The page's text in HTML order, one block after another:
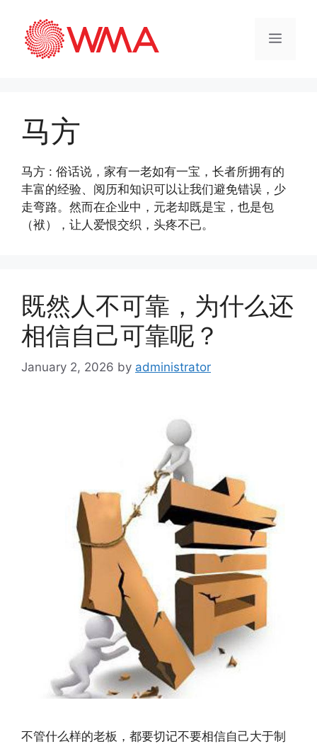
马方
马方 : 俗话说，家有一老如有一宝，长者所拥有的
丰富的经验、阅历和知识可以让我们避免错误，少
走弯路。然而在企业中，元老却既是宝，也是包
（袱），让人爱恨交织，头疼不已。
既然人不可靠，为什么还
相信自己可靠呢？
January 2, 2026 by administrator
不管什么样的老板，都要切记不要相信自己大于制